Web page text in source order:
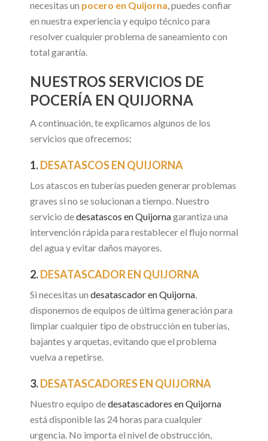
necesitas un pocero en Quijorna, puedes confiar
en nuestra experiencia y equipo técnico para
resolver cualquier problema de saneamiento con
total garantía.
NUESTROS SERVICIOS DE
POCERÍA EN QUIJORNA
A continuación, te explicamos algunos de los
servicios que ofrecemos:
1.DESATASCOS EN QUIJORNA
Los atascos en tuberías pueden generar problemas
graves si no se solucionan a tiempo. Nuestro
servicio dedesatascos en Quijornagarantiza una
intervención rápida para restablecer el flujo normal
del agua y evitar daños mayores.
2.DESATASCADOR EN QUIJORNA
Si necesitas un desatascador en Quijorna,
disponemos de equipos de última generación para
limpiar cualquier tipo de obstrucción en tuberías,
bajantes y arquetas, evitando que el problema
vuelva a repetirse.
3.DESATASCADORES EN QUIJORNA
Nuestro equipo dedesatascadores en Quijorna
está disponible las 24 horas para cualquier
urgencia. No importa el nivel de obstrucción,